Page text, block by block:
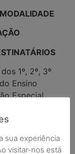
MODALIDADE
1º, 2º, 3º
Ensino
Especial
sua experiência
visitar-nos está